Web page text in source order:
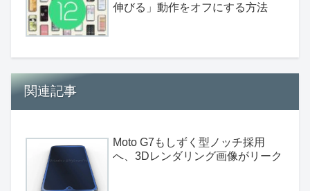
伸びる」動作をオフにする方法
関連記事
Moto G7もしずく型ノッチ採用
へ、3Dレンダリング画像がリーク